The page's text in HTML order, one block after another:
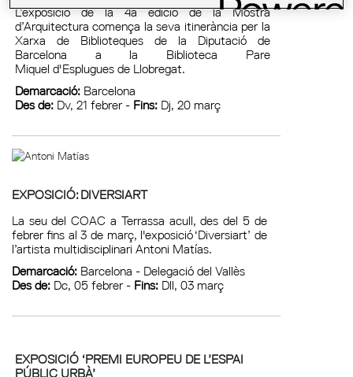
L’exposició de la 4a edició de la Mostra
d’Arquitectura comença la seva itinerància per la
Xarxa de Biblioteques de la Diputació de
Barcelona a la Biblioteca Pare
Miquel d'Esplugues de Llobregat.
Demarcació: Barcelona
Des de: Dv, 21 febrer - Fins:Dj, 20 març
EXPOSICIÓ: DIVERSIART
La seu del COAC a Terrassa acull, des del 5 de
febrer fins al 3 de març, l'exposició ‘Diversiart’ de
l’artista multidisciplinari Antoni Matías.
Demarcació: Barcelona - Delegació del Vallès
Des de: Dc, 05 febrer - Fins:Dll, 03 març
EXPOSICIÓ ‘PREMI EUROPEU DE L’ESPAI
PÚBLIC URBÀ’